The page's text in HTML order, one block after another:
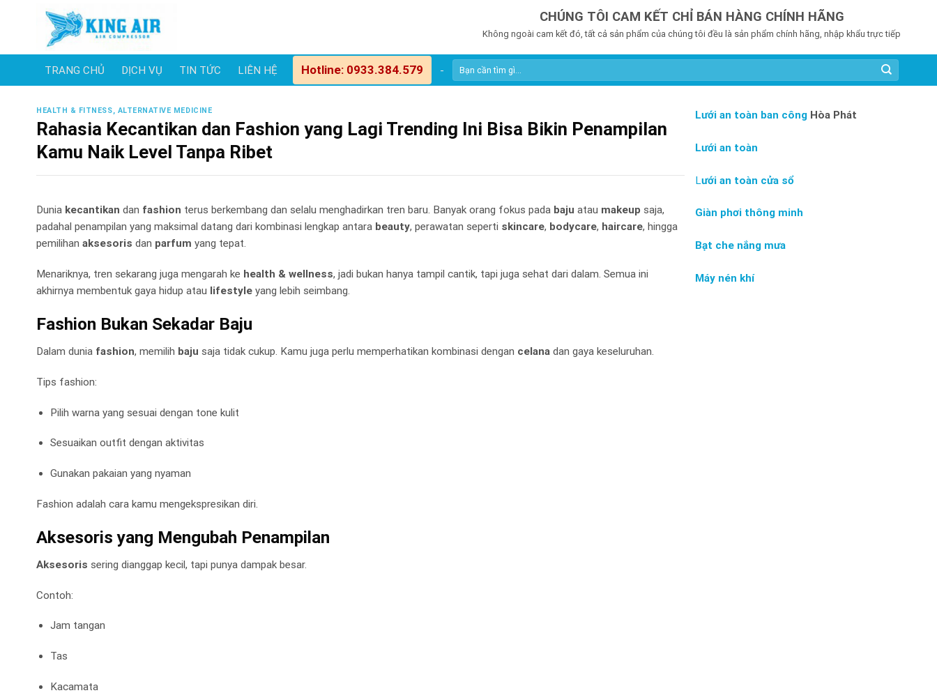
CHÚNG TÔI CAM KẾT CHỈ BÁN HÀNG CHÍNH HÃNG
Không ngoài cam kết đó, tất cả sản phẩm của chúng tôi đều là sản phẩm chính hãng, nhập khẩu trực tiếp
TRANG CHỦ DỊCH VỤ TIN TỨC LIÊN HỆ Hotline: 0933.384.579 -
HEALTH & FITNESS, ALTERNATIVE MEDICINE
Rahasia Kecantikan dan Fashion yang Lagi Trending Ini Bisa Bikin Penampilan
Kamu Naik Level Tanpa Ribet
Dunia kecantikan dan fashion terus berkembang dan selalu menghadirkan tren baru. Banyak orang fokus pada baju atau makeup saja,
padahal penampilan yang maksimal datang dari kombinasi lengkap antara beauty, perawatan seperti skincare, bodycare, haircare, hingga
pemilihan aksesoris dan parfum yang tepat.
Menariknya, tren sekarang juga mengarah ke health & wellness, jadi bukan hanya tampil cantik, tapi juga sehat dari dalam. Semua ini
akhirnya membentuk gaya hidup atau lifestyle yang lebih seimbang.
Fashion Bukan Sekadar Baju
Dalam dunia fashion, memilih baju saja tidak cukup. Kamu juga perlu memperhatikan kombinasi dengan celana dan gaya keseluruhan.
Tips fashion:
Pilih warna yang sesuai dengan tone kulit
Sesuaikan outfit dengan aktivitas
Gunakan pakaian yang nyaman
Fashion adalah cara kamu mengekspresikan diri.
Aksesoris yang Mengubah Penampilan
Aksesoris sering dianggap kecil, tapi punya dampak besar.
Contoh:
Jam tangan
Tas
Kacamata
Lưới an toàn ban công Hòa Phát
Lưới an toàn
Lưới an toàn cửa sổ
Giàn phơi thông minh
Bạt che nắng mưa
Máy nén khí